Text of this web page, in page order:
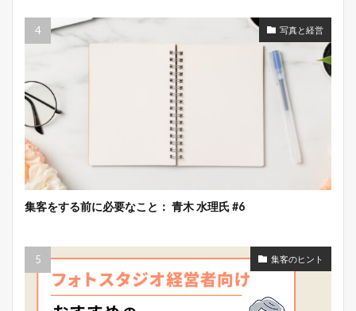
写真と経営
集客をする前に必要なこと： 青木 水理氏 #6
集客のヒント